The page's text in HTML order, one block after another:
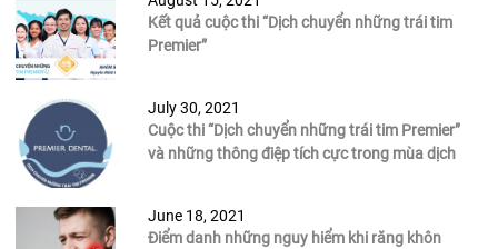
Kết quả cuộc thi “Dịch chuyển những trái tim
Premier”
July 30, 2021
Cuộc thi “Dịch chuyển những trái tim Premier”
và những thông điệp tích cực trong mùa dịch
June 18, 2021
Điểm danh những nguy hiểm khi răng khôn